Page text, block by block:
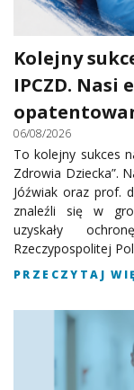
Kolejny
IPCZD. Nasi
06/08/2026
To kolejny sukces
Zdrowia Dziecka”.
Jóźwiak oraz prof.
znaleźli się w
uzyskały
Rzeczypospolitej
PRZECZYTAJ